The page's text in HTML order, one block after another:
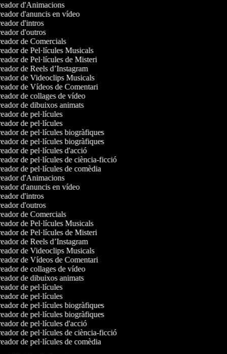
d'Animacions
d'anuncis en vídeo
d'intros
d'outros
de Comercials
de Pel·lícules Musicals
de Pel·lícules de Misteri
de Reels d’Instagram
de Videoclips Musicals
de Vídeos de Comentari
de collages de vídeo
de dibuixos animats
de pel·lícules
de pel·lícules
de pel·lícules biogràfiques
de pel·lícules biogràfiques
de pel·lícules d'acció
de pel·lícules de ciència-ficció
de pel·lícules de comèdia
d'Animacions
d'anuncis en vídeo
d'intros
d'outros
de Comercials
de Pel·lícules Musicals
de Pel·lícules de Misteri
de Reels d’Instagram
de Videoclips Musicals
de Vídeos de Comentari
de collages de vídeo
de dibuixos animats
de pel·lícules
de pel·lícules
de pel·lícules biogràfiques
de pel·lícules biogràfiques
de pel·lícules d'acció
de pel·lícules de ciència-ficció
de pel·lícules de comèdia